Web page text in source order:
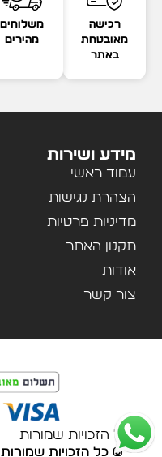
רכישה
מאובטחת
באתר
משלוחים
מהירים
מידע ושירות
עמוד ראשי
הצהרת נגישות
מדיניות פרטיות
תקנון האתר
אודות
צור קשר
© כל הזכויות שמורות
© כל הזכויות שמורות 2026